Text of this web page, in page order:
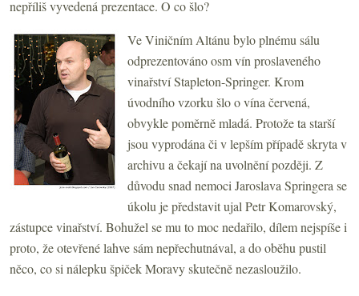
nepříliš vyvedená prezentace. O co šlo?
Ve Viničním Altánu bylo plnému sálu
odprezentováno osm vín proslaveného
vinařství Stapleton-Springer. Krom
úvodního vzorku šlo o vína červená,
obvykle poměrně mladá. Protože ta starší
jsou vyprodána či v lepším případě skryta v
archivu a čekají na uvolnění později. Z
důvodu snad nemoci Jaroslava Springera se
úkolu je představit ujal Petr Komarovský,
zástupce vinařství. Bohužel se mu to moc nedařilo, dílem nejspíše i
proto, že otevřené lahve sám nepřechutnával, a do oběhu pustil
něco, co si nálepku špiček Moravy skutečně nezasloužilo.